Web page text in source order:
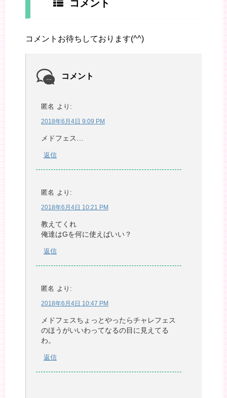
コメント
コメントお待ちしております(^^)
コメント
匿名 より:
2018年6月4日 9:09 PM
メドフェス…
返信
匿名 より:
2018年6月4日 10:21 PM
教えてくれ
俺達はGを何に使えばいい？
返信
匿名 より:
2018年6月4日 10:47 PM
メドフェスちょっとやったらチャレフェス
のほうがいいわってなるの目に見えてる
わ。
返信